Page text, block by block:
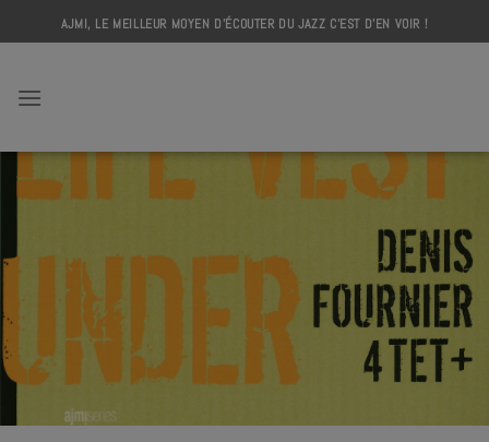
to
AJMI, LE MEILLEUR MOYEN D'ÉCOUTER DU JAZZ C'EST D'EN VOIR !